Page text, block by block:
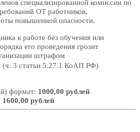
специализированной комиссии по
ОТ работников,
повышенной опасности.
к работе без обучения или
его проведения грозит
штрафом
(ч. 3 статьи 5.27.1 КоАП РФ)
формат: 1000,00 рублей
1600,00 рублей